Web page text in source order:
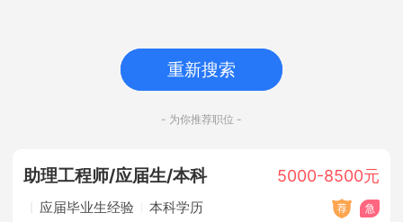
重新搜索
- 为你推荐职位 -
助理工程师/应届生/本科 5000-8500元
应届毕业生经验 本科学历